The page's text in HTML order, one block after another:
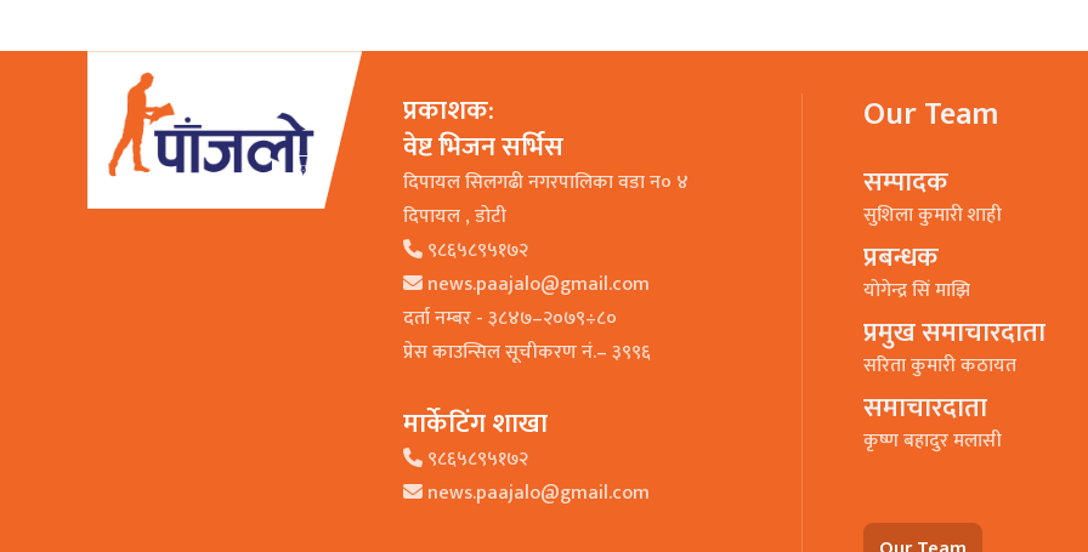
प्रकाशक:
वेष्ट भिजन सर्भिस
दिपायल सिलगढी नगरपालिका वडा न० ४
दिपायल , डाेटी
९८६५८९५१७२
news.paajalo@gmail.com
दर्ता नम्बर - ३८४७–२०७९÷८०
प्रेस काउन्सिल सूचीकरण नं.– ३९९६
मार्केटिंग शाखा
९८६५८९५१७२
news.paajalo@gmail.com
Our Team
सम्पादक
सुशिला कुमारी शाही
प्रबन्धक
याेगेन्द्र सिं माझि
प्रमुख समाचारदाता
सरिता कुमारी कठायत
समाचारदाता
कृष्ण बहादुर मलासी